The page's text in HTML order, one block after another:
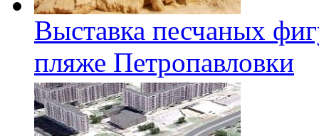
Выставка песчаных
пляже Петропавловки